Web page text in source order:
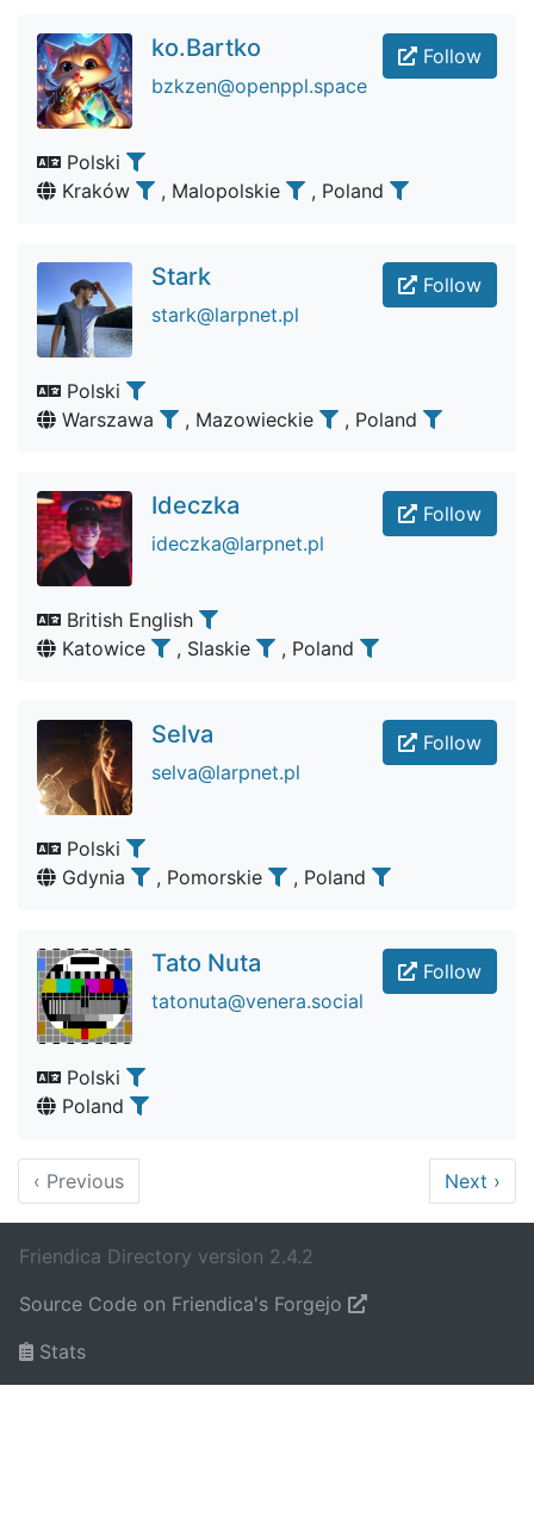
Follow
ko.Bartko
bzkzen@openppl.space
Polski
Kraków
, Malopolskie , Poland
Follow
Stark
stark@larpnet.pl
Polski
Warszawa
, Mazowieckie , Poland
Follow
Ideczka
ideczka@larpnet.pl
British English
Katowice
, Slaskie , Poland
Follow
Selva
selva@larpnet.pl
Polski
Gdynia
, Pomorskie , Poland
Follow
Tato Nuta
tatonuta@venera.social
Polski
Poland
‹ Previous Next ›
Friendica Directory version 2.4.2
Source Code on Friendica's Forgejo
Stats